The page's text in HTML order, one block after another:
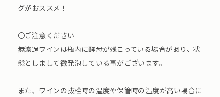
グがおススメ！
〇ご注意ください
無濾過ワインは瓶内に酵母が残こっている場合があり、状
態としまして微発泡している事がございます。
また、ワインの抜栓時の温度や保管時の温度が高い場合に